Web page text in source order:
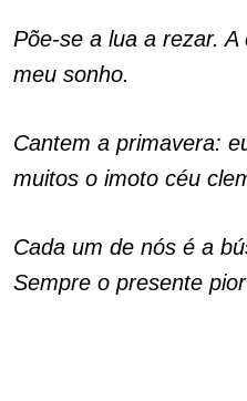
Põe-se a lua a rezar.
meu sonho.
Cantem a primavera:
muitos o imoto céu
Cada um de nós é a
Sempre o presente